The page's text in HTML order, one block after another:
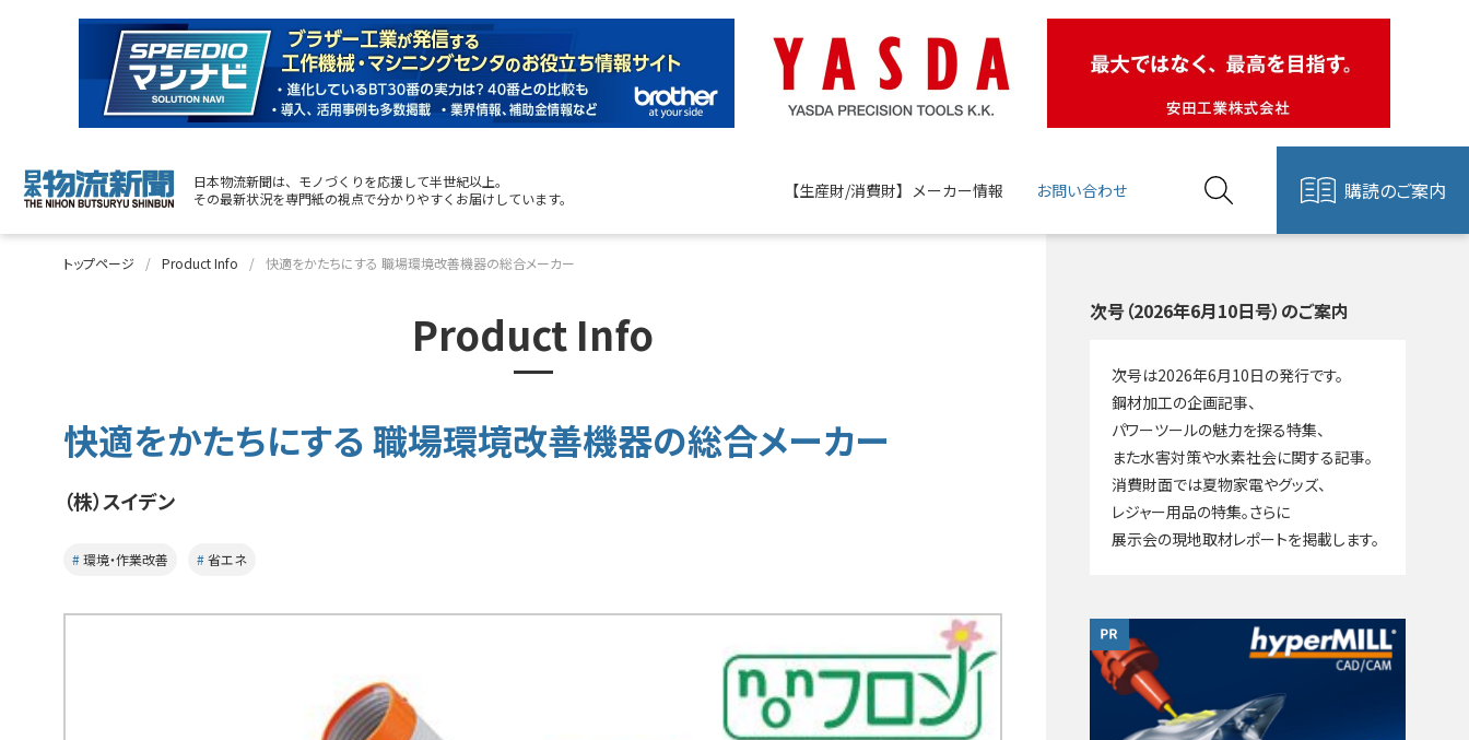
日本物流新聞は、モノづくりを応援して半世紀以上。
その最新状況を専門紙の視点で分かりやすくお届けしています。
【生産財/消費財】メーカー情報 お問い合わせ 購読のご案内
トップページ Product Info 快適をかたちにする 職場環境改善機器の総合メーカー
Product Info
快適をかたちにする 職場環境改善機器の総合メーカー
（株）スイデン
環境・作業改善 省エネ
次号（2026年6月10日号）のご案内
次号は2026年6月10日の発行です。
鋼材加工の企画記事、
パワーツールの魅力を探る特集、
また水害対策や水素社会に関する記事。
消費財面では夏物家電やグッズ、
レジャー用品の特集。さらに
展示会の現地取材レポートを掲載します。